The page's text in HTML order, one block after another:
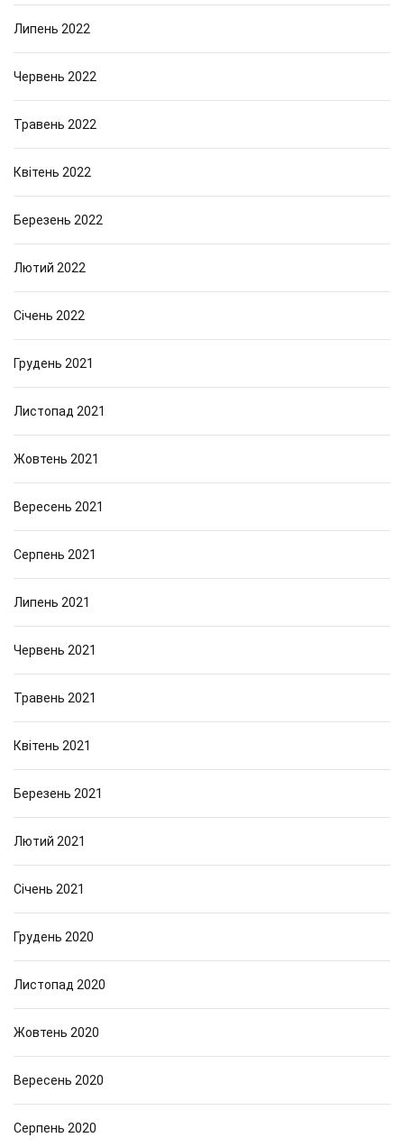
Липень 2022
Червень 2022
Травень 2022
Квітень 2022
Березень 2022
Лютий 2022
Січень 2022
Грудень 2021
Листопад 2021
Жовтень 2021
Вересень 2021
Серпень 2021
Липень 2021
Червень 2021
Травень 2021
Квітень 2021
Березень 2021
Лютий 2021
Січень 2021
Грудень 2020
Листопад 2020
Жовтень 2020
Вересень 2020
Серпень 2020